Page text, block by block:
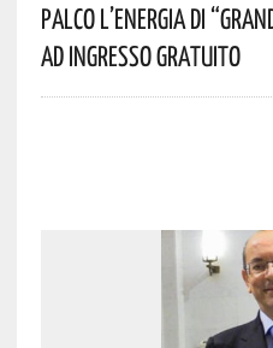
Palco L’energia Di
Ad Ingresso Gratuito